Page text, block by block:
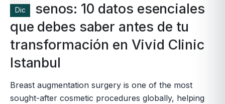
Dic
senos: 10 datos esenciales
que debes saber antes de tu
transformación en Vivid Clinic
Istanbul
Breast augmentation surgery is one of the most
sought-after cosmetic procedures globally, helping